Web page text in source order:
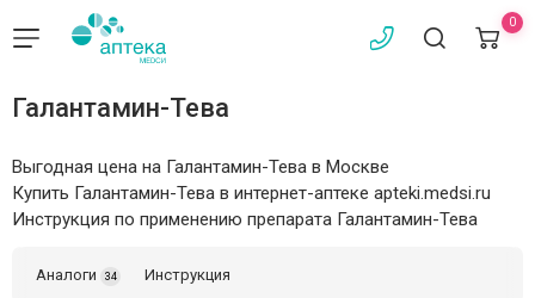
0
Галантамин-Тева
Выгодная цена на Галантамин-Тева в Москве
Купить Галантамин-Тева в интернет-аптеке apteki.medsi.ru
Инструкция по применению препарата Галантамин-Тева
Аналоги 34 Инструкция